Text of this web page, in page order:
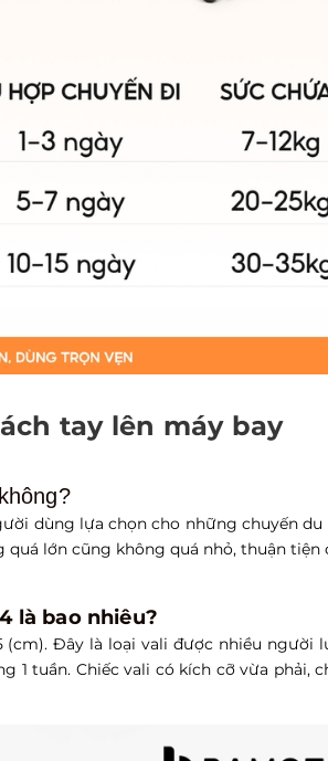
tay lên máy bay
dùng lựa chọn cho những chuyến du
quá lớn cũng không quá nhỏ, thuận tiện
là bao nhiêu?
Đây là loại vali được nhiều người
1 tuần. Chiếc vali có kích cỡ vừa phải,